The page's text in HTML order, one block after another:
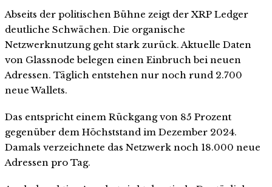
Abseits der politischen Bühne zeigt der XRP Ledger
deutliche Schwächen. Die organische
Netzwerknutzung geht stark zurück. Aktuelle Daten
von Glassnode belegen einen Einbruch bei neuen
Adressen. Täglich entstehen nur noch rund 2.700
neue Wallets.
Das entspricht einem Rückgang von 85 Prozent
gegenüber dem Höchststand im Dezember 2024.
Damals verzeichnete das Netzwerk noch 18.000 neue
Adressen pro Tag.